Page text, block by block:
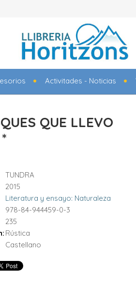
Activitades - Noticias
QUE LLEVO
TUNDRA
2015
Literatura y ensayo: Naturaleza
978-84-944459-0-3
235
Rústica
Castellano